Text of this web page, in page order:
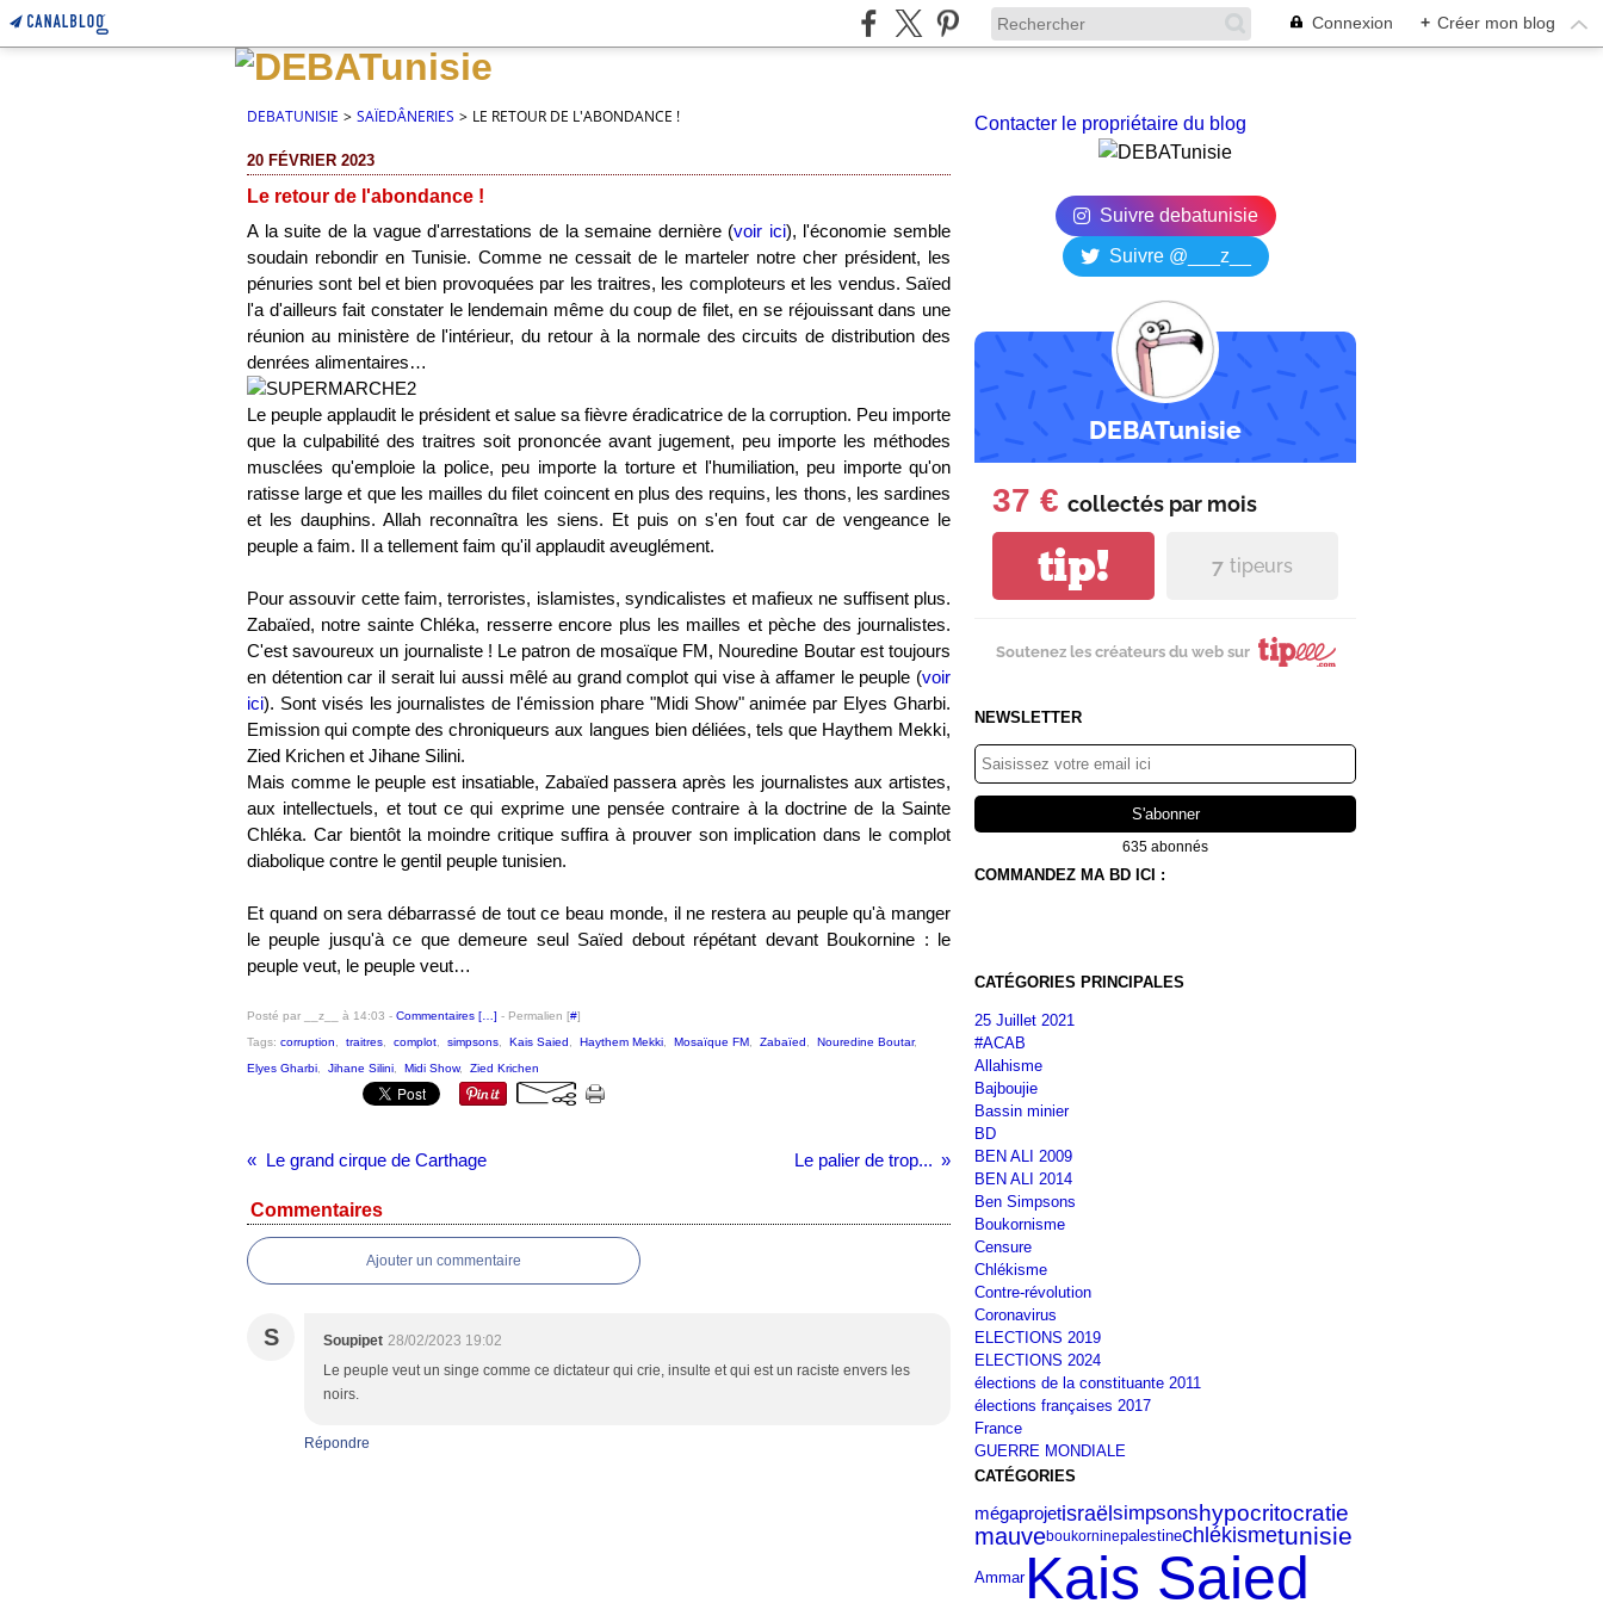
Connexion + Créer mon blog
DEBATUNISIE > SAÏEDÂNERIES > LE RETOUR DE L'ABONDANCE !
20 FÉVRIER 2023
Le retour de l'abondance !
A la suite de la vague d'arrestations de la semaine dernière (voir ici), l'économie semble
soudain rebondir en Tunisie. Comme ne cessait de le marteler notre cher président, les
pénuries sont bel et bien provoquées par les traitres, les comploteurs et les vendus. Saïed
l'a d'ailleurs fait constater le lendemain même du coup de filet, en se réjouissant dans une
réunion au ministère de l'intérieur, du retour à la normale des circuits de distribution des
denrées alimentaires…
Le peuple applaudit le président et salue sa fièvre éradicatrice de la corruption. Peu importe
que la culpabilité des traitres soit prononcée avant jugement, peu importe les méthodes
musclées qu'emploie la police, peu importe la torture et l'humiliation, peu importe qu'on
ratisse large et que les mailles du filet coincent en plus des requins, les thons, les sardines
et les dauphins. Allah reconnaîtra les siens. Et puis on s'en fout car de vengeance le
peuple a faim. Il a tellement faim qu'il applaudit aveuglément.
Pour assouvir cette faim, terroristes, islamistes, syndicalistes et mafieux ne suffisent plus.
Zabaïed, notre sainte Chléka, resserre encore plus les mailles et pèche des journalistes.
C'est savoureux un journaliste ! Le patron de mosaïque FM, Nouredine Boutar est toujours
en détention car il serait lui aussi mêlé au grand complot qui vise à affamer le peuple (voir
ici). Sont visés les journalistes de l'émission phare "Midi Show" animée par Elyes Gharbi.
Emission qui compte des chroniqueurs aux langues bien déliées, tels que Haythem Mekki,
Zied Krichen et Jihane Silini.
Mais comme le peuple est insatiable, Zabaïed passera après les journalistes aux artistes,
aux intellectuels, et tout ce qui exprime une pensée contraire à la doctrine de la Sainte
Chléka. Car bientôt la moindre critique suffira à prouver son implication dans le complot
diabolique contre le gentil peuple tunisien.
Et quand on sera débarrassé de tout ce beau monde, il ne restera au peuple qu'à manger
le peuple jusqu'à ce que demeure seul Saïed debout répétant devant Boukornine : le
peuple veut, le peuple veut…
Posté par __z__ à 14:03 - Commentaires [ ] - Permalien [#]
Tags: corruption traitres complot simpsons Kais Saied Haythem Mekki Mosaïque FM Zabaïed Nouredine Boutar,
Elyes Gharbi
Jihane Silini Midi Show, Zied Krichen
Le grand cirque de Carthage Le palier de trop...
Commentaires
Ajouter un commentaire
S Soupipet 28/02/2023 19:02
Le peuple veut un singe comme ce dictateur qui crie, insulte et qui est un raciste envers les
noirs.
Répondre
Contacter le propriétaire du blog
Suivre debatunisie
Suivre @___z__
DEBATunisie
37 € collectés par mois
tip! 7 tipeurs
Soutenez les créateurs du web sur
NEWSLETTER
635 abonnés
COMMANDEZ MA BD ICI :
CATÉGORIES PRINCIPALES
25 Juillet 2021
#ACAB
Allahisme
Bajboujie
Bassin minier
BD
BEN ALI 2009
BEN ALI 2014
Ben Simpsons
Boukornisme
Censure
Chlékisme
Contre-révolution
Coronavirus
ELECTIONS 2019
ELECTIONS 2024
élections de la constituante 2011
élections françaises 2017
France
GUERRE MONDIALE
CATÉGORIES
mégaprojetisraëlsimpsonshypocritocratie
mauveboukorninepalestinechlékismetunisie
AmmarKais Saied